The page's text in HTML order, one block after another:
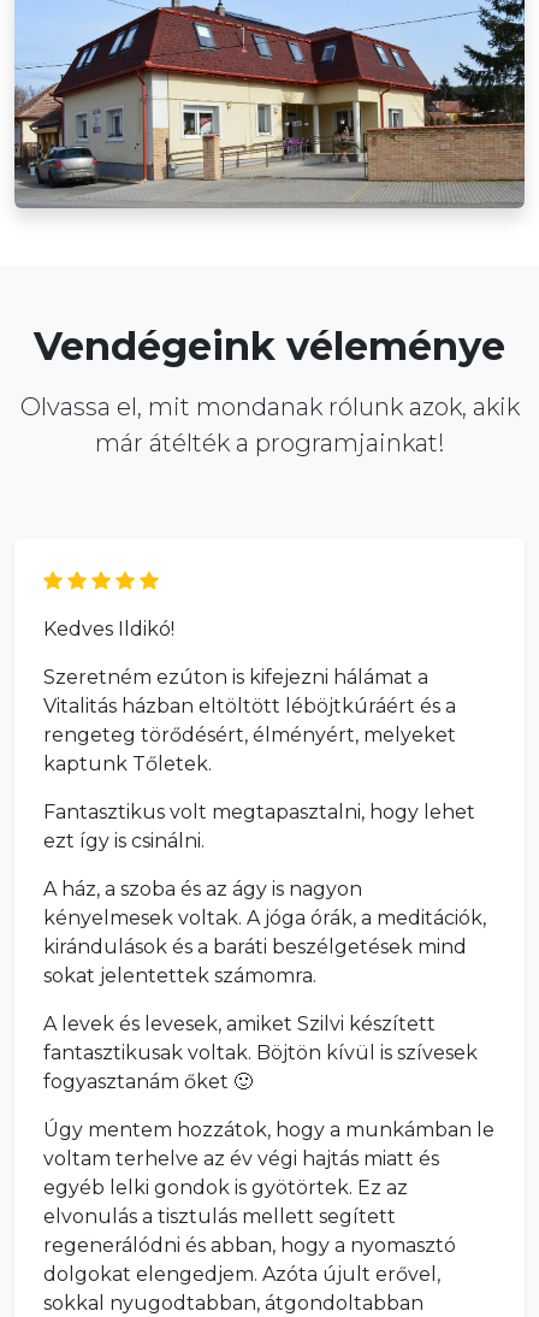
Vendégeink véleménye
Olvassa el, mit mondanak rólunk azok, akik
már átélték a programjainkat!
Kedves Ildikó!
Szeretném ezúton is kifejezni hálámat a
Vitalitás házban eltöltött léböjtkúráért és a
rengeteg törődésért, élményért, melyeket
kaptunk Tőletek.
Fantasztikus volt megtapasztalni, hogy lehet
ezt így is csinálni.
A ház, a szoba és az ágy is nagyon
kényelmesek voltak. A jóga órák, a meditációk,
kirándulások és a baráti beszélgetések mind
sokat jelentettek számomra.
A levek és levesek, amiket Szilvi készített
fantasztikusak voltak. Böjtön kívül is szívesek
fogyasztanám őket 🙂
Úgy mentem hozzátok, hogy a munkámban le
voltam terhelve az év végi hajtás miatt és
egyéb lelki gondok is gyötörtek. Ez az
elvonulás a tisztulás mellett segített
regenerálódni és abban, hogy a nyomasztó
dolgokat elengedjem. Azóta újult erővel,
sokkal nyugodtabban, átgondoltabban